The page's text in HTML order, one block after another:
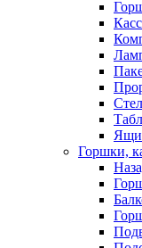
Горшки,